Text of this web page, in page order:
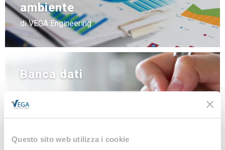
Questo sito web utilizza i cookie
Banca dati
MODULISTICA
LEGISLAZIONE
ambiente
di VEGA Engineering